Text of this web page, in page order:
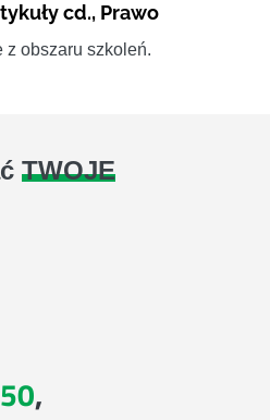
cd., Prawo
z obszaru szkoleń.
TWOJE
,